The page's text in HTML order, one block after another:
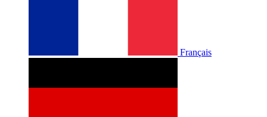
Français